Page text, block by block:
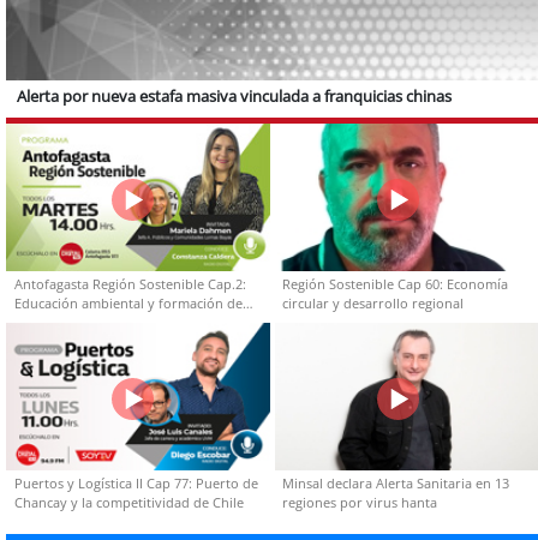
Alerta por nueva estafa masiva vinculada a franquicias chinas
Antofagasta Región Sostenible Cap.2:
Educación ambiental y formación de
capacidades técnicas
Región Sostenible Cap 60: Economía
circular y desarrollo regional
Puertos y Logística II Cap 77: Puerto de
Chancay y la competitividad de Chile
Minsal declara Alerta Sanitaria en 13
regiones por virus hanta